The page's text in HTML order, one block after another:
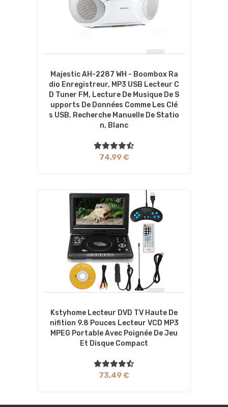
Majestic AH-2287 WH - Boombox Ra
Dio Enregistreur, MP3 USB Lecteur C
D Tuner FM, Lecture De Musique De S
Upports De Données Comme Les Clé
S USB, Recherche Manuelle De Statio
N, Blanc
74,99 €
Kstyhome Lecteur DVD TV Haute De
Nifition 9.8 Pouces Lecteur VCD MP3
MPEG Portable Avec Poignée De Jeu
Et Disque Compact
73,49 €